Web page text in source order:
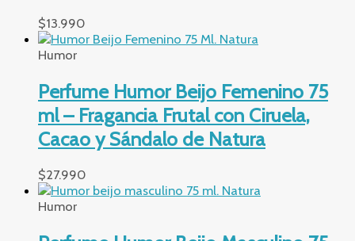
$13.990
Humor
Perfume Humor Beijo Femenino 75
ml – Fragancia Frutal con Ciruela,
Cacao y Sándalo de Natura
$27.990
Humor